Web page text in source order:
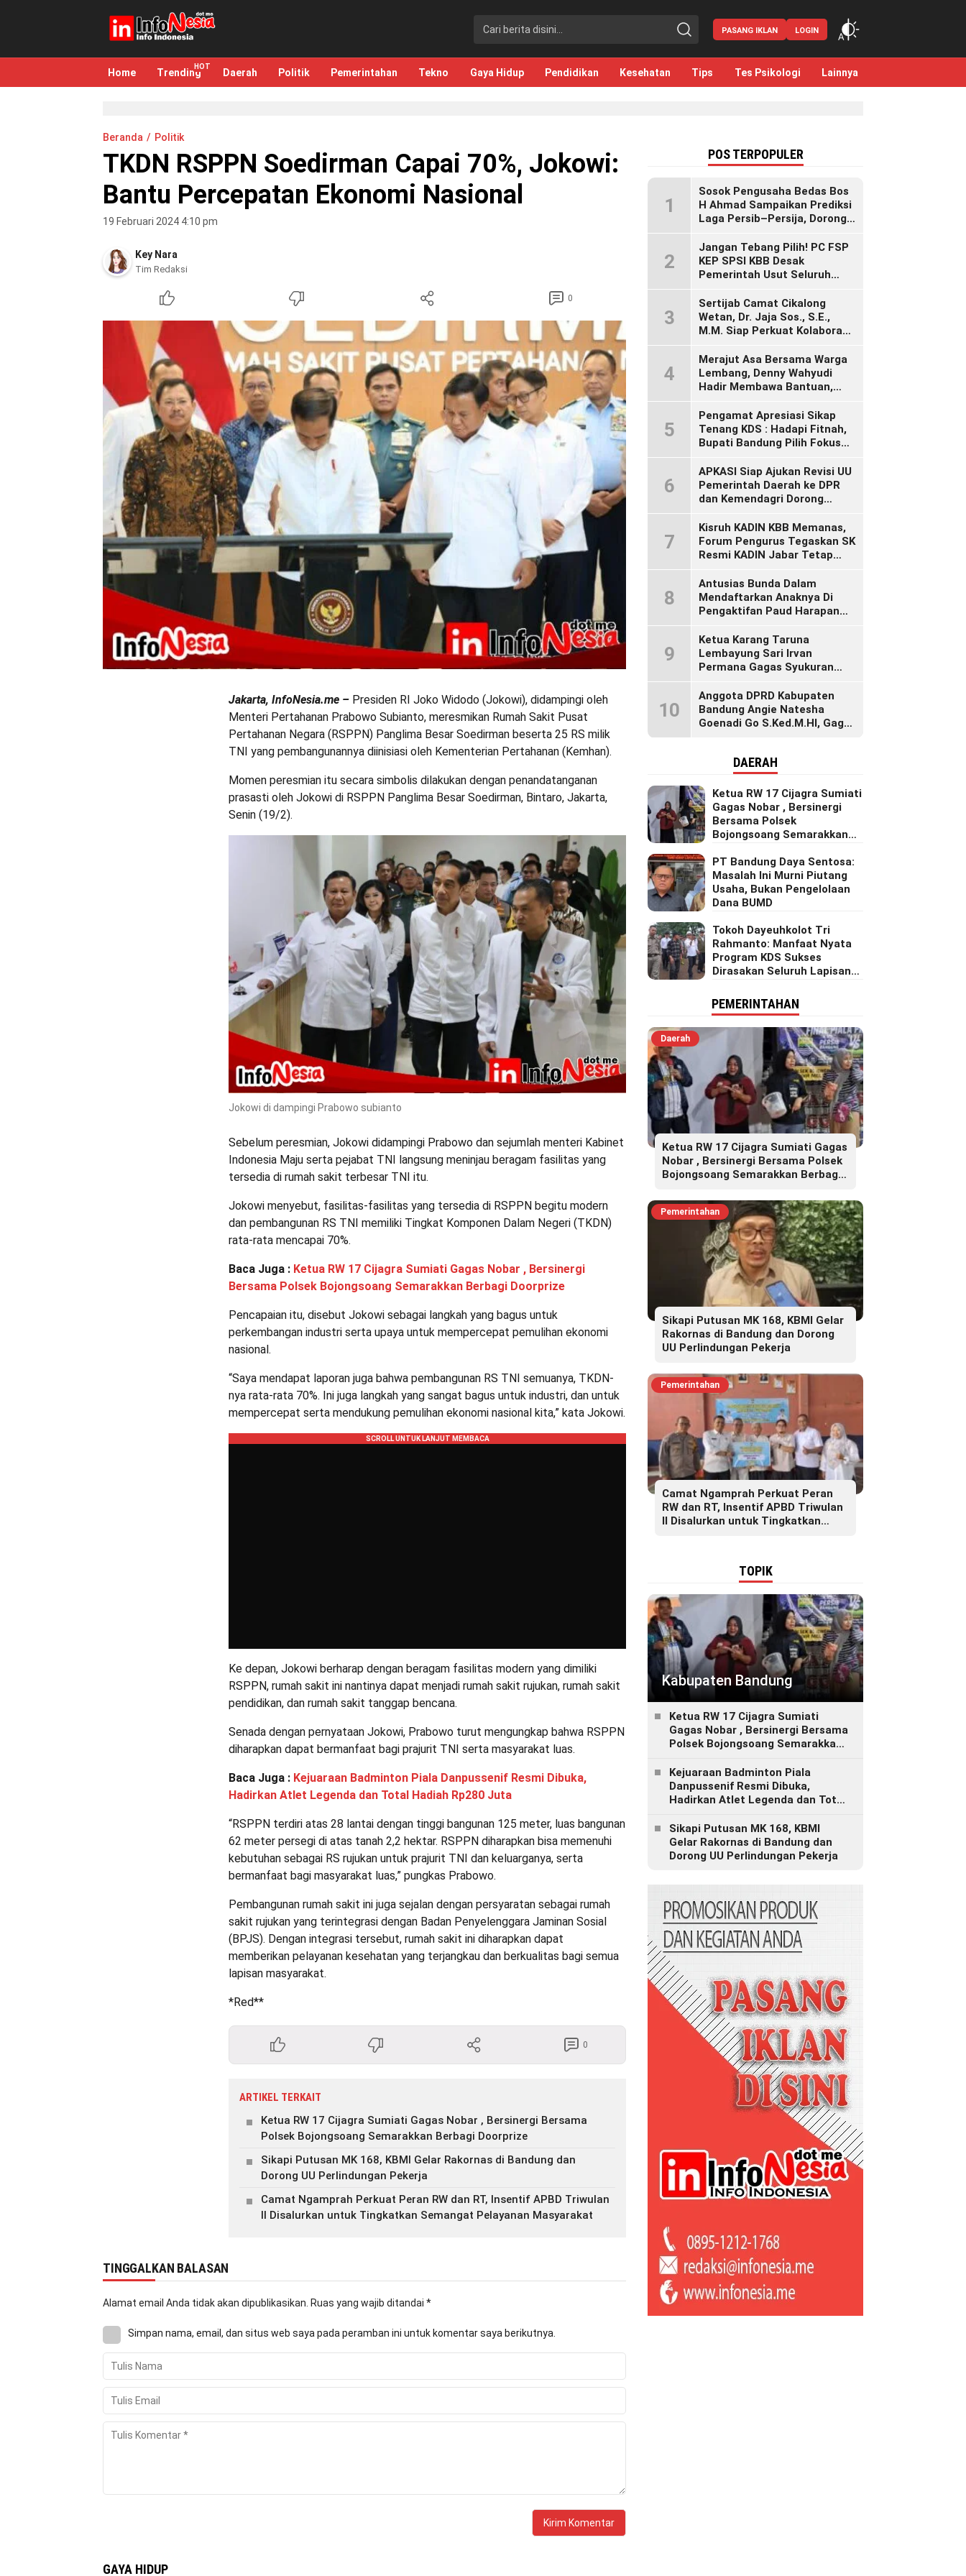
infonesia.me
Info Indonesia
PASANG IKLAN LOGIN
Home Trending Daerah Politik Pemerintahan Tekno Gaya Hidup Pendidikan Kesehatan Tips Tes Psikologi Lainnya
Beranda Politik
TKDN RSPPN Soedirman Capai 70%, Jokowi:
Bantu Percepatan Ekonomi Nasional
19 Februari 2024 4:10 pm
Key Nara
Tim Redaksi
0
Jakarta, InfoNesia.me – Presiden RI Joko Widodo (Jokowi), didampingi oleh
Menteri Pertahanan Prabowo Subianto, meresmikan Rumah Sakit Pusat
Pertahanan Negara (RSPPN) Panglima Besar Soedirman beserta 25 RS milik
TNI yang pembangunannya diinisiasi oleh Kementerian Pertahanan (Kemhan).
Momen peresmian itu secara simbolis dilakukan dengan penandatanganan
prasasti oleh Jokowi di RSPPN Panglima Besar Soedirman, Bintaro, Jakarta,
Senin (19/2).
Jokowi di dampingi Prabowo subianto
Sebelum peresmian, Jokowi didampingi Prabowo dan sejumlah menteri Kabinet
Indonesia Maju serta pejabat TNI langsung meninjau beragam fasilitas yang
tersedia di rumah sakit terbesar TNI itu.
Jokowi menyebut, fasilitas-fasilitas yang tersedia di RSPPN begitu modern
dan pembangunan RS TNI memiliki Tingkat Komponen Dalam Negeri (TKDN)
rata-rata mencapai 70%.
Baca Juga : Ketua RW 17 Cijagra Sumiati Gagas Nobar , Bersinergi
Bersama Polsek Bojongsoang Semarakkan Berbagi Doorprize
Pencapaian itu, disebut Jokowi sebagai langkah yang bagus untuk
perkembangan industri serta upaya untuk mempercepat pemulihan ekonomi
nasional.
“Saya mendapat laporan juga bahwa pembangunan RS TNI semuanya, TKDN-
nya rata-rata 70%. Ini juga langkah yang sangat bagus untuk industri, dan untuk
mempercepat serta mendukung pemulihan ekonomi nasional kita,” kata Jokowi.
Ke depan, Jokowi berharap dengan beragam fasilitas modern yang dimiliki
RSPPN, rumah sakit ini nantinya dapat menjadi rumah sakit rujukan, rumah sakit
pendidikan, dan rumah sakit tanggap bencana.
Senada dengan pernyataan Jokowi, Prabowo turut mengungkap bahwa RSPPN
diharapkan dapat bermanfaat bagi prajurit TNI serta masyarakat luas.
Baca Juga : Kejuaraan Badminton Piala Danpussenif Resmi Dibuka,
Hadirkan Atlet Legenda dan Total Hadiah Rp280 Juta
“RSPPN terdiri atas 28 lantai dengan tinggi bangunan 125 meter, luas bangunan
62 meter persegi di atas tanah 2,2 hektar. RSPPN diharapkan bisa memenuhi
kebutuhan sebagai RS rujukan untuk prajurit TNI dan keluarganya, serta
bermanfaat bagi masyarakat luas,” pungkas Prabowo.
Pembangunan rumah sakit ini juga sejalan dengan persyaratan sebagai rumah
sakit rujukan yang terintegrasi dengan Badan Penyelenggara Jaminan Sosial
(BPJS). Dengan integrasi tersebut, rumah sakit ini diharapkan dapat
memberikan pelayanan kesehatan yang terjangkau dan berkualitas bagi semua
lapisan masyarakat.
*Red**
0
ARTIKEL TERKAIT
Ketua RW 17 Cijagra Sumiati Gagas Nobar , Bersinergi Bersama
Polsek Bojongsoang Semarakkan Berbagi Doorprize
Sikapi Putusan MK 168, KBMI Gelar Rakornas di Bandung dan
Dorong UU Perlindungan Pekerja
Camat Ngamprah Perkuat Peran RW dan RT, Insentif APBD Triwulan
II Disalurkan untuk Tingkatkan Semangat Pelayanan Masyarakat
TINGGALKAN BALASAN
Alamat email Anda tidak akan dipublikasikan. Ruas yang wajib ditandai *
Simpan nama, email, dan situs web saya pada peramban ini untuk komentar saya berikutnya.
GAYA HIDUP
POS TERPOPULER
1
Sosok Pengusaha Bedas Bos
H Ahmad Sampaikan Prediksi
Laga Persib–Persija, Dorong
Berada
2
Jangan Tebang Pilih! PC FSP
KEP SPSI KBB Desak
Pemerintah Usut Seluruh
Langgar Hak Pekerja Pasca
Sidak KDM”
3
Sertijab Camat Cikalong
Wetan, Dr. Jaja Sos., S.E.,
M.M. Siap Perkuat Kolaborasi
Lebih Maju dan Sejahtera
4
Merajut Asa Bersama Warga
Lembang, Denny Wahyudi
Hadir Membawa Bantuan,
Menyalakan Semangat
Generasi Muda
5
Pengamat Apresiasi Sikap
Tenang KDS : Hadapi Fitnah,
Bupati Bandung Pilih Fokus
6
APKASI Siap Ajukan Revisi UU
Pemerintah Daerah ke DPR
dan Kemendagri Dorong
Daerah
7
Kisruh KADIN KBB Memanas,
Forum Pengurus Tegaskan SK
Resmi KADIN Jabar Tetap
Segera Bertindak
8
Antusias Bunda Dalam
Mendaftarkan Anaknya Di
Pengaktifan Paud Harapan
9
Ketua Karang Taruna
Lembayung Sari Irvan
Permana Gagas Syukuran
Bojong Citepus Penuh Dengan
Kebersamaan.
10
Anggota DPRD Kabupaten
Bandung Angie Natesha
Goenadi Go S.Ked.M.HI, Gagas
DAERAH
Ketua RW 17 Cijagra Sumiati
Gagas Nobar , Bersinergi
Bersama Polsek
Bojongsoang Semarakkan
PT Bandung Daya Sentosa:
Masalah Ini Murni Piutang
Usaha, Bukan Pengelolaan
Dana BUMD
Tokoh Dayeuhkolot Tri
Rahmanto: Manfaat Nyata
Program KDS Sukses
Dirasakan Seluruh Lapisan
Pelosok.
PEMERINTAHAN
Daerah
Ketua RW 17 Cijagra Sumiati Gagas
Nobar , Bersinergi Bersama Polsek
Bojongsoang Semarakkan Berbagi
Pemerintahan
Sikapi Putusan MK 168, KBMI Gelar
Rakornas di Bandung dan Dorong
UU Perlindungan Pekerja
Pemerintahan
Camat Ngamprah Perkuat Peran
RW dan RT, Insentif APBD Triwulan
II Disalurkan untuk Tingkatkan
TOPIK
Kabupaten Bandung
Ketua RW 17 Cijagra Sumiati
Gagas Nobar , Bersinergi Bersama
Polsek Bojongsoang Semarakkan
Kejuaraan Badminton Piala
Danpussenif Resmi Dibuka,
Hadirkan Atlet Legenda dan Total
Sikapi Putusan MK 168, KBMI
Gelar Rakornas di Bandung dan
Dorong UU Perlindungan Pekerja